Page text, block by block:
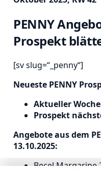
PENNY
Prospekt
[sv slug=“_penny“]
Neueste PENNY
Aktueller
Prospekt
Angebote aus dem
13.10.2025:
Becel Margarine